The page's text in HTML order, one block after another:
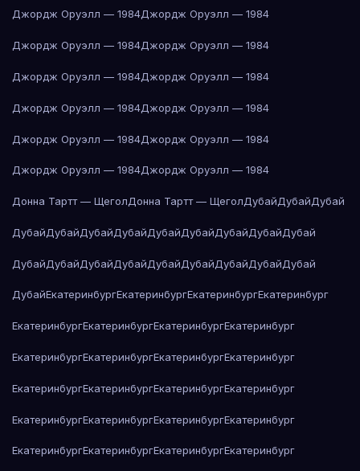
Джордж Оруэлл — 1984Джордж Оруэлл — 1984
Джордж Оруэлл — 1984Джордж Оруэлл — 1984
Джордж Оруэлл — 1984Джордж Оруэлл — 1984
Джордж Оруэлл — 1984Джордж Оруэлл — 1984
Джордж Оруэлл — 1984Джордж Оруэлл — 1984
Джордж Оруэлл — 1984Джордж Оруэлл — 1984
Донна Тартт — ЩеголДонна Тартт — ЩеголДубайДубайДубай
ДубайДубайДубайДубайДубайДубайДубайДубайДубай
ДубайДубайДубайДубайДубайДубайДубайДубайДубай
ДубайЕкатеринбургЕкатеринбургЕкатеринбургЕкатеринбург
ЕкатеринбургЕкатеринбургЕкатеринбургЕкатеринбург
ЕкатеринбургЕкатеринбургЕкатеринбургЕкатеринбург
ЕкатеринбургЕкатеринбургЕкатеринбургЕкатеринбург
ЕкатеринбургЕкатеринбургЕкатеринбургЕкатеринбург
ЕкатеринбургЕкатеринбургЕкатеринбургЕкатеринбург